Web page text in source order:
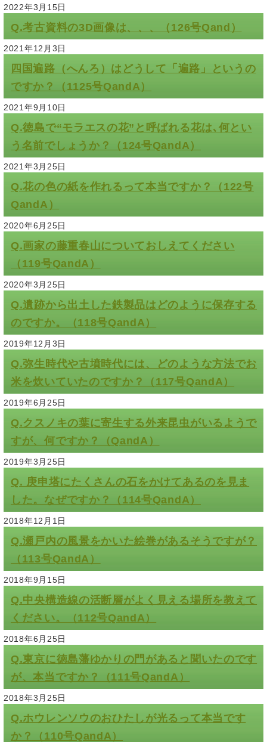
2022年3月15日
Q.考古資料の3D画像は、、、（126号Qand）
2021年12月3日
四国遍路（へんろ）はどうして「遍路」というの
ですか？（1125号QandA）
2021年9月10日
Q.徳島で“モラエスの花”と呼ばれる花は､何とい
う名前でしょうか？（124号QandA）
2021年3月25日
Q.花の色の紙を作れるって本当ですか？（122号
QandA）
2020年6月25日
Q.画家の藤重春山についておしえてください
（119号QandA）
2020年3月25日
Q.遺跡から出土した鉄製品はどのように保存する
のですか。（118号QandA）
2019年12月3日
Q.弥生時代や古墳時代には、どのような方法でお
米を炊いていたのですか？（117号QandA）
2019年6月25日
Q.クスノキの葉に寄生する外来昆虫がいるようで
すが、何ですか？（QandA）
2019年3月25日
Q. 庚申塔にたくさんの石をかけてあるのを見ま
した。なぜですか？（114号QandA）
2018年12月1日
Q.瀬戸内の風景をかいた絵巻があるそうですが？
（113号QandA）
2018年9月15日
Q.中央構造線の活断層がよく見える場所を教えて
ください。（112号QandA）
2018年6月25日
Q.東京に徳島藩ゆかりの門があると聞いたのです
が、本当ですか？（111号QandA）
2018年3月25日
Q.ホウレンソウのおひたしが光るって本当です
か？（110号QandA）